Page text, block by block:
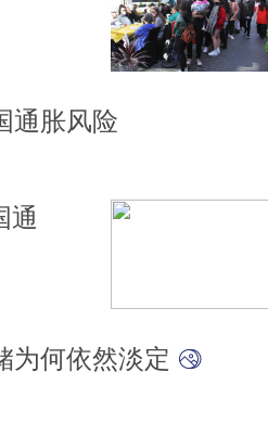
通胀风险
通
为何依然淡定